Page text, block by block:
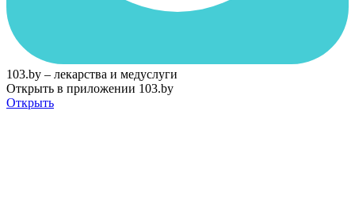
103.by – лекарства и медуслуги
Открыть в приложении 103.by
Открыть